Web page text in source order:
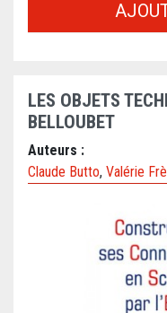
LES OBJETS
BELLOUBET
Auteurs :
Claude Butto, Valérie